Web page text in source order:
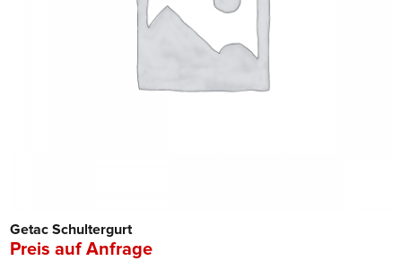
Getac Schultergurt
Preis auf Anfrage